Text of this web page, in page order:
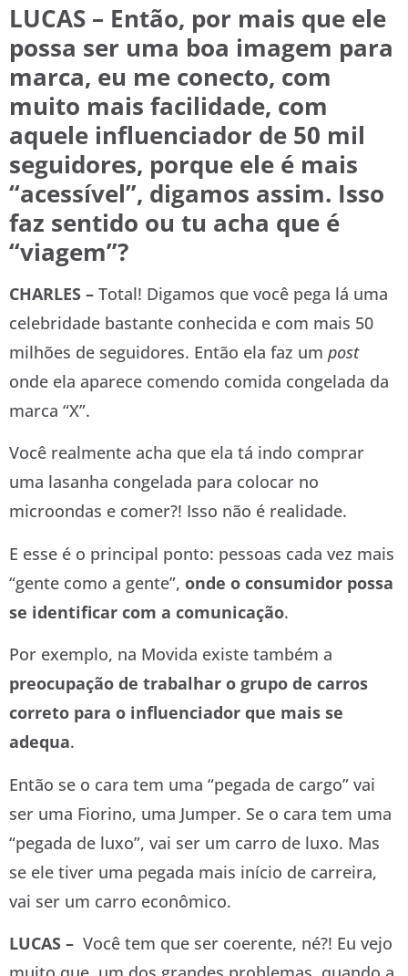
LUCAS – Então, por mais que ele
possa ser uma boa imagem para
marca, eu me conecto, com
muito mais facilidade, com
aquele influenciador de 50 mil
seguidores, porque ele é mais
“acessível”, digamos assim. Isso
faz sentido ou tu acha que é
“viagem”?
CHARLES – Total! Digamos que você pega lá uma
celebridade bastante conhecida e com mais 50
milhões de seguidores. Então ela faz um post
onde ela aparece comendo comida congelada da
marca “X”.
Você realmente acha que ela tá indo comprar
uma lasanha congelada para colocar no
microondas e comer?! Isso não é realidade.
E esse é o principal ponto: pessoas cada vez mais
“gente como a gente”, onde o consumidor possa
se identificar com a comunicação.
Por exemplo, na Movida existe também a
preocupação de trabalhar o grupo de carros
correto para o influenciador que mais se
adequa.
Então se o cara tem uma “pegada de cargo” vai
ser uma Fiorino, uma Jumper. Se o cara tem uma
“pegada de luxo”, vai ser um carro de luxo. Mas
se ele tiver uma pegada mais início de carreira,
vai ser um carro econômico.
LUCAS – Você tem que ser coerente, né?! Eu vejo